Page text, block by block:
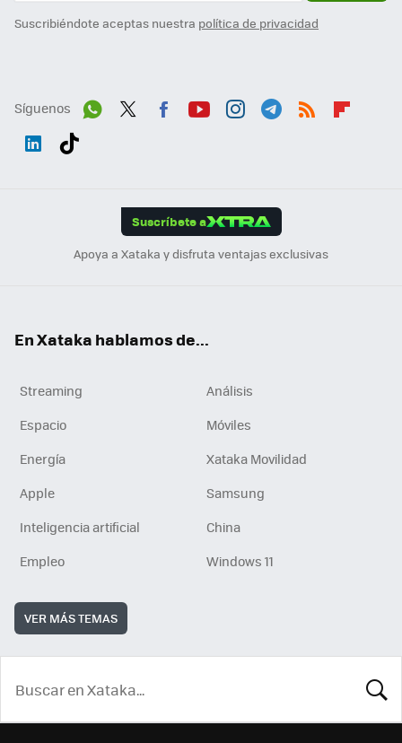
Suscribiéndote aceptas nuestra política de privacidad
Síguenos
Suscríbete a
Apoya a Xataka y disfruta ventajas exclusivas
En Xataka hablamos de...
Streaming
Análisis
Espacio
Móviles
Energía
Xataka Movilidad
Apple
Samsung
Inteligencia artificial
China
Empleo
Windows 11
VER MÁS TEMAS